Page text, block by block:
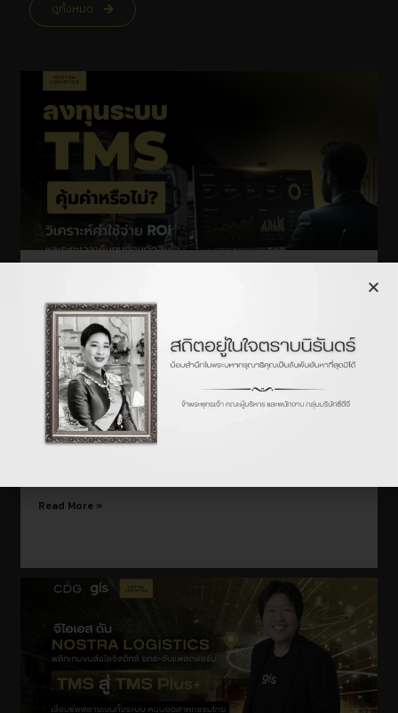
ดูทั้งหมด
ลงทุนระบบ TMS คุ้มค่าหรือไม่? วิเคราะห์ค่าใช้จ่าย
ROI และระยะเวลาคืนทุนก่อนตัดสินใจ
July 13, 2026
ระบบบริหารจัดการงานขนส่ง TMS (Transportation
Management System) ช่วยลดต้นทุนการขนส่งได้มากถึง 5–15%
(ขึ้นอยู่กับสภาพแวดล้อมการทำงานของแต่ละองค์กร) ด้วยการ
จัดการรถและการบรรทุก วางแผนเส้นทางอัตโนมัติ ติดตามสถานะ
Read More »